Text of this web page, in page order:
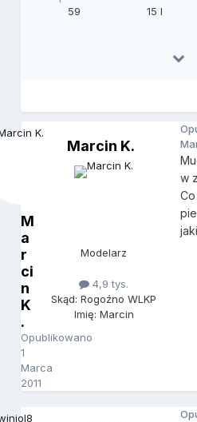
59
15 l
M
a
r
ci
n
K
.
Opublikowano
1
Marca
2011
Marcin K.
Modelarz
4,9 tys.
Skąd: Rogoźno WLKP
Imię: Marcin
w
Co